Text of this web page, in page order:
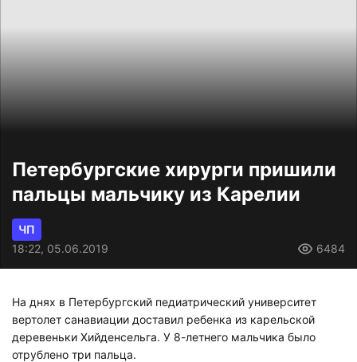
Петербургские хирурги пришили
пальцы мальчику из Карелии
ЧП
18:22, 05.06.2019
6484
На днях в Петербургский педиатрический университет
вертолет санавиации доставил ребенка из карельской
деревеньки Хийденсельга. У 8-летнего мальчика было
отрублено три пальца.